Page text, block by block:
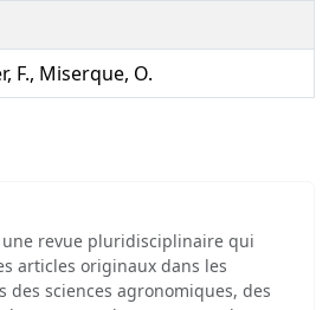
F., Miserque, O.
une revue pluridisciplinaire qui
articles originaux dans les
des sciences agronomiques, des